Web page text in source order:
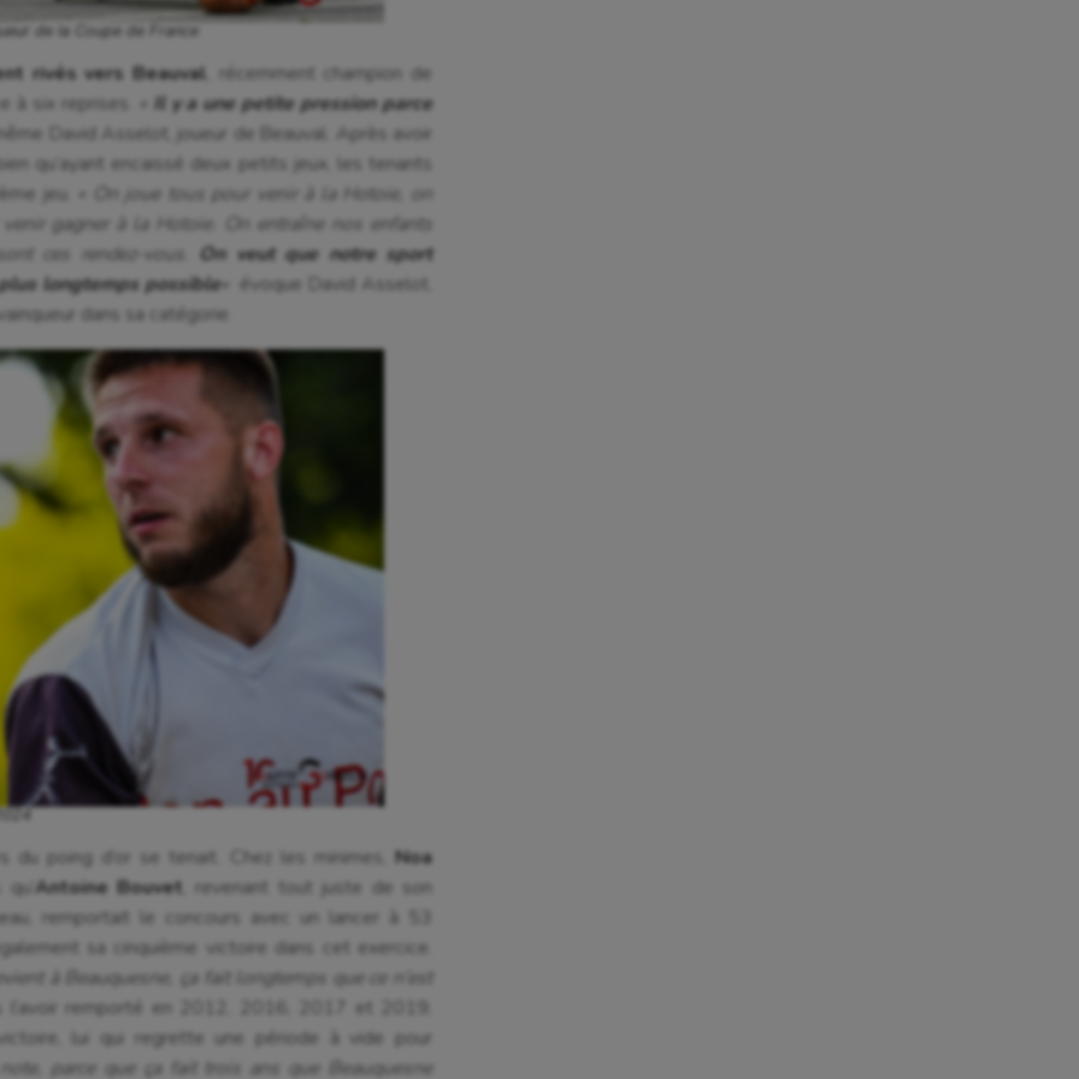
et Paralympiques
Randonnée / Marche
Roller-derby
de la Coupe de France
rivés vers Beauval , récemment champion de
à six reprises.
Il y a une petite pression parce
David Asselot, joueur de Beauval. Après avoir
qu’ayant encaissé deux petits jeux, les tenants
jeu.
« On joue tous pour venir à la Hotoie, on
gagner à la Hotoie. On entraîne nos enfants
ces rendez-vous. On veut que notre sport
longtemps possible« évoque David Asselot,
dans sa catégorie.
du poing d’or se tenait. Chez les minimes, Noa
Antoine Bouvet , revenant tout juste de son
remportait le concours avec un lancer à 53
sa cinquième victoire dans cet exercice.
à Beauquesne, ça fait longtemps que ce n’est
l’avoir remporté en 2012, 2016, 2017 et 2019,
lui qui regrette une période à vide pour
parce que ça fait trois ans que Beauquesne